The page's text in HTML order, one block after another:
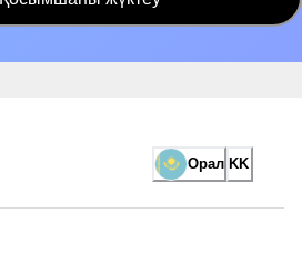
Орал KK